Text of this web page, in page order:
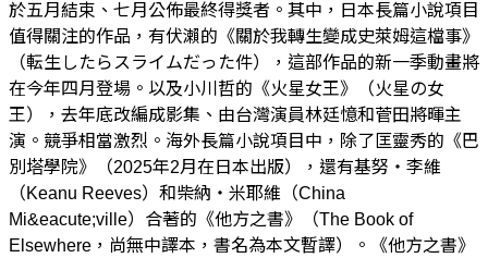
於五月結束、七月公佈最終得獎者。其中，日本長篇小說項目
值得關注的作品，有伏瀨的《關於我轉生變成史萊姆這檔事》
（転生したらスライムだった件），這部作品的新一季動畫將
在今年四月登場。以及小川哲的《火星女王》（火星の女
王），去年底改編成影集、由台灣演員林廷憶和菅田將暉主
演。競爭相當激烈。海外長篇小說項目中，除了匡靈秀的《巴
別塔學院》（2025年2月在日本出版），還有基努‧李維
（Keanu Reeves）和柴納‧米耶維（China
Mi&eacute;ville）合著的《他方之書》（The Book of
Elsewhere，尚無中譯本，書名為本文暫譯）。《他方之書》